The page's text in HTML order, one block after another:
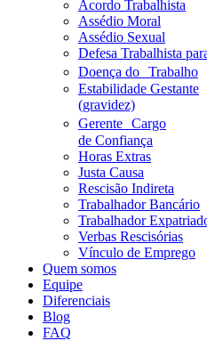
Acordo Trabalhista
Assédio Moral
Assédio Sexual
Defesa Trabalhista
Doença do Trabalho
Estabilidade Gestante
(gravidez)
Gerente Cargo
de Confiança
Horas Extras
Justa Causa
Rescisão Indireta
Trabalhador Bancário
Trabalhador
Verbas Rescisórias
Vínculo de Emprego
Quem somos
Equipe
Diferenciais
Blog
FAQ